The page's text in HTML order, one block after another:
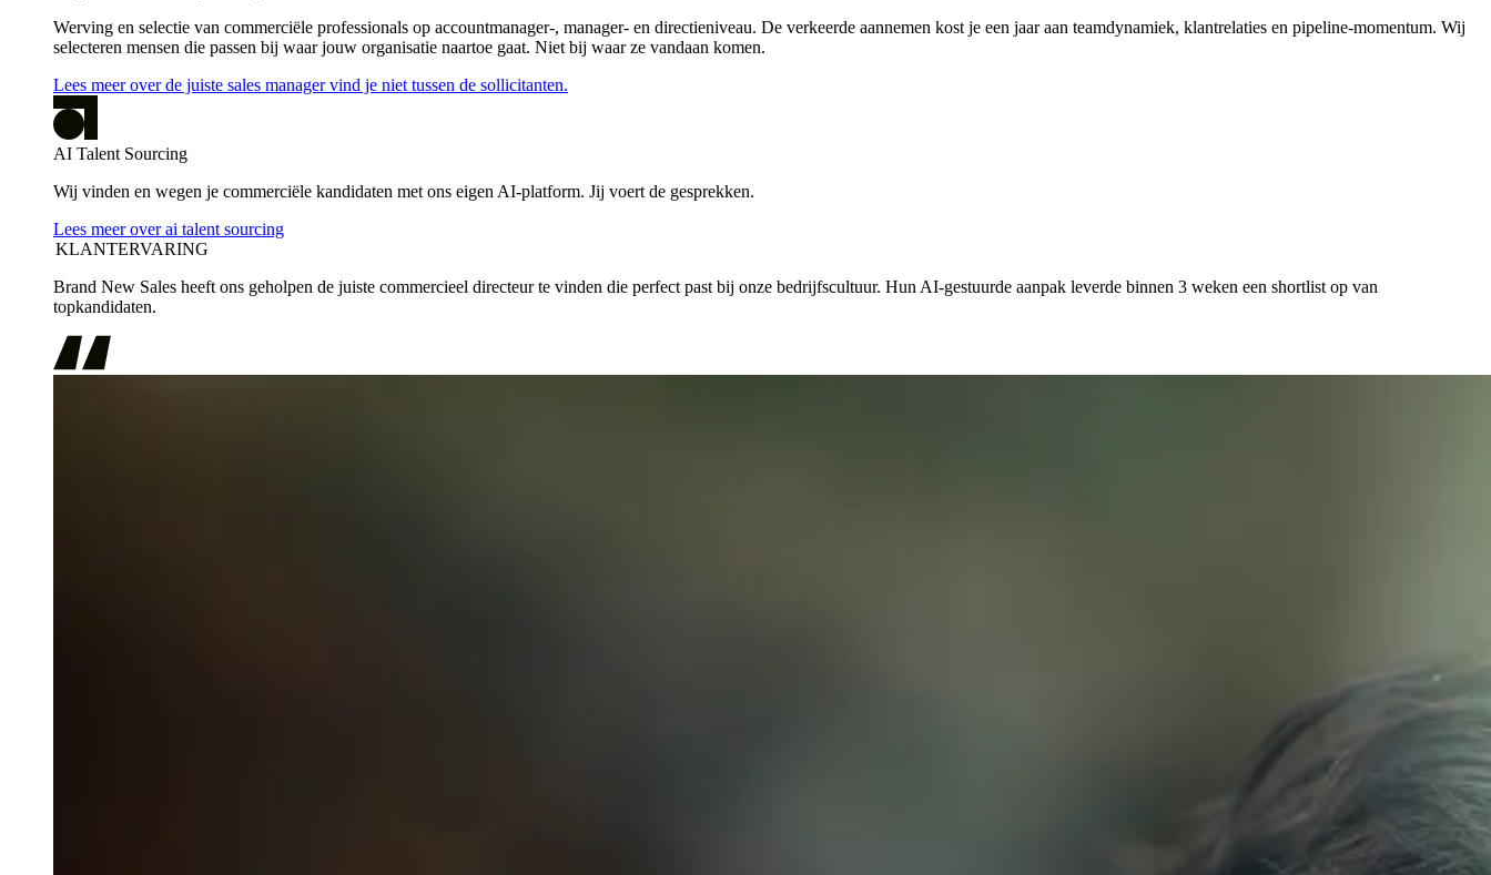
Werving en selectie van commerciële professionals op accountmanager-, manager- en directieniveau. De verkeerde aannemen kost je een jaar aan teamdynamiek, klantrelaties en pipeline-momentum. Wij
selecteren mensen die passen bij waar jouw organisatie naartoe gaat. Niet bij waar ze vandaan komen.
Lees meer over de juiste sales manager vind je niet tussen de sollicitanten.
AI Talent Sourcing
Wij vinden en wegen je commerciële kandidaten met ons eigen AI-platform. Jij voert de gesprekken.
Lees meer over ai talent sourcing
KLANTERVARING
Brand New Sales heeft ons geholpen de juiste commercieel directeur te vinden die perfect past bij onze bedrijfscultuur. Hun AI-gestuurde aanpak leverde binnen 3 weken een shortlist op van
topkandidaten.